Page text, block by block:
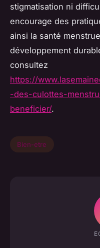
stigmatisation ni
encourage des
ainsi la santé
développement
consultez
https://
-des-culottes-
beneficier/.
Bien-etre